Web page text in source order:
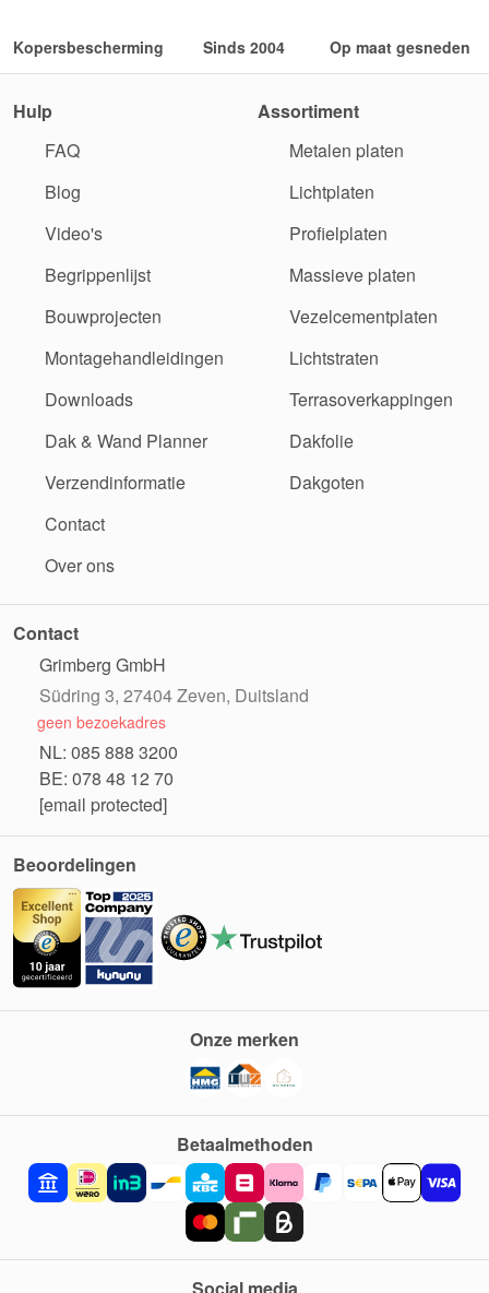
Kopersbescherming Sinds 2004 Op maat gesneden
Hulp
FAQ
Blog
Video's
Begrippenlijst
Bouwprojecten
Montagehandleidingen
Downloads
Dak & Wand Planner
Verzendinformatie
Contact
Over ons
Assortiment
Metalen platen
Lichtplaten
Profielplaten
Massieve platen
Vezelcementplaten
Lichtstraten
Terrasoverkappingen
Dakfolie
Dakgoten
Contact
Grimberg GmbH
Südring 3, 27404 Zeven, Duitsland
geen bezoekadres
NL: 085 888 3200
BE: 078 48 12 70
[email protected]
Beoordelingen
Betaalmethoden
Onze merken
Social media